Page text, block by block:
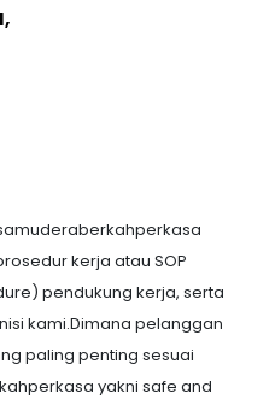
kerja atau SOP
pendukung kerja, serta
kami.Dimana pelanggan
paling penting sesuai
yakni safe and